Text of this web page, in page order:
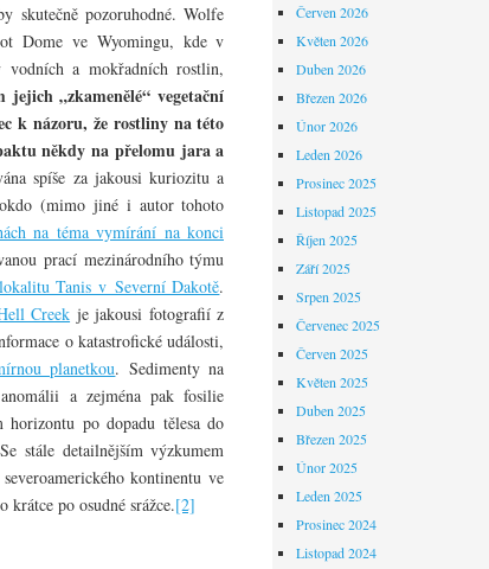
skutečně pozoruhodné. Wolfe
Dome ve Wyomingu, kde v
a mokřadních rostlin,
jejich „zkamenělé“ vegetační
k názoru, že rostliny na této
někdy na přelomu jara a
spíše za jakousi kuriozitu a
(mimo jiné i autor tohoto
na téma vymírání na konci
prací mezinárodního týmu
Tanis v Severní Dakotě.
Creek je jakousi fotografií z
o katastrofické události,
planetkou. Sedimenty na
a zejména pak fosilie
horizontu po dopadu tělesa do
stále detailnějším výzkumem
kontinentu ve
po osudné srážce.[2]
Červen 2026
Květen 2026
Duben 2026
Březen 2026
Únor 2026
Leden 2026
Prosinec 2025
Listopad 2025
Říjen 2025
Září 2025
Srpen 2025
Červenec 2025
Červen 2025
Květen 2025
Duben 2025
Březen 2025
Únor 2025
Leden 2025
Prosinec 2024
Listopad 2024